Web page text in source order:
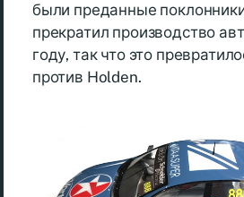
были преданные
прекратил производство
году, так что это
против Holden.